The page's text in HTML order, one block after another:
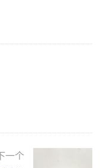
下一个